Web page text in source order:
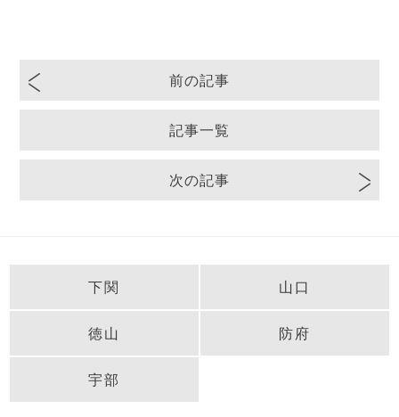
前の記事
記事一覧
次の記事
下関 山口
徳山 防府
宇部